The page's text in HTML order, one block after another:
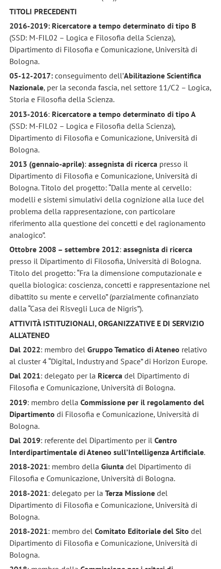
TITOLI PRECEDENTI
2016-2019: Ricercatore a tempo determinato di tipo B
(SSD: M-FIL02 – Logica e Filosofia della Scienza),
Dipartimento di Filosofia e Comunicazione, Università di
Bologna.
05-12-2017: conseguimento dell’Abilitazione Scientifica
Nazionale, per la seconda fascia, nel settore 11/C2 – Logica,
Storia e Filosofia della Scienza.
2013-2016: Ricercatore a tempo determinato di tipo A
(SSD: M-FIL02 – Logica e Filosofia della Scienza),
Dipartimento di Filosofia e Comunicazione, Università di
Bologna.
2013 (gennaio-aprile): assegnista di ricercapresso il
Dipartimento di Filosofia e Comunicazione, Università di
Bologna. Titolo del progetto: “Dalla mente al cervello:
modelli e sistemi simulativi della cognizione alla luce del
problema della rappresentazione, con particolare
riferimento alla questione dei concetti e del ragionamento
analogico”.
Ottobre 2008 – settembre 2012: assegnista di ricerca
presso il Dipartimento di Filosofia, Università di Bologna.
Titolo del progetto: “Fra la dimensione computazionale e
quella biologica: coscienza, concetti e rappresentazione nel
dibattito su mente e cervello” (parzialmente cofinanziato
dalla “Casa dei Risvegli Luca de Nigris”).
ATTIVITÀ ISTITUZIONALI, ORGANIZZATIVE E DI SERVIZIO
ALL'ATENEO
Dal 2022: membro del Gruppo Tematico di Ateneo relativo
al cluster 4 “Digital, Industry and Space” di Horizon Europe.
Dal 2021: delegato per la Ricercadel Dipartimento di
Filosofia e Comunicazione, Università di Bologna.
2019: membro della Commissione per il regolamento del
Dipartimento di Filosofia e Comunicazione, Università di
Bologna.
Dal 2019: referente del Dipartimento per il Centro
Interdipartimentale di Ateneo sull’Intelligenza Artificiale.
2018-2021: membro della Giuntadel Dipartimento di
Filosofia e Comunicazione, Università di Bologna.
2018-2021: delegato per la Terza Missionedel
Dipartimento di Filosofia e Comunicazione, Università di
Bologna.
2018-2021: membro del Comitato Editoriale del Sito del
Dipartimento di Filosofia e Comunicazione, Università di
Bologna.